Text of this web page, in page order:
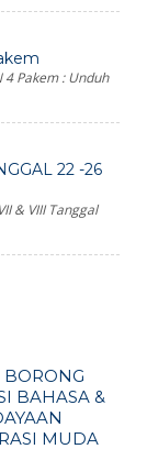
4 Pakem : Unduh
22 -26
& VIII Tanggal
BORONG
BAHASA &
MUDA